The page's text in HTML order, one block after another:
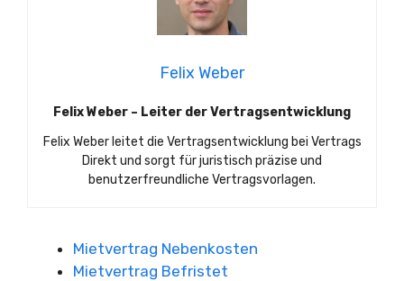
Felix Weber
Felix Weber – Leiter der Vertragsentwicklung
Felix Weber leitet die Vertragsentwicklung bei Vertrags
Direkt und sorgt für juristisch präzise und
benutzerfreundliche Vertragsvorlagen.
Mietvertrag Nebenkosten
Mietvertrag Befristet